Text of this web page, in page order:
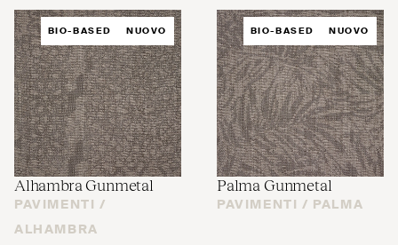
BIO-BASED NUOVO
Alhambra Gunmetal
PAVIMENTI /
ALHAMBRA
BIO-BASED NUOVO
Palma Gunmetal
PAVIMENTI / PALMA